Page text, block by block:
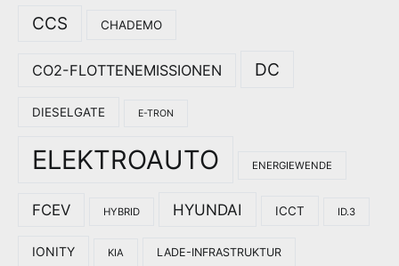
CCS CHADEMO
CO2-FLOTTENEMISSIONEN DC
DIESELGATE E-TRON
ELEKTROAUTO ENERGIEWENDE
FCEV HYBRID HYUNDAI ICCT ID.3
IONITY KIA LADE-INFRASTRUKTUR